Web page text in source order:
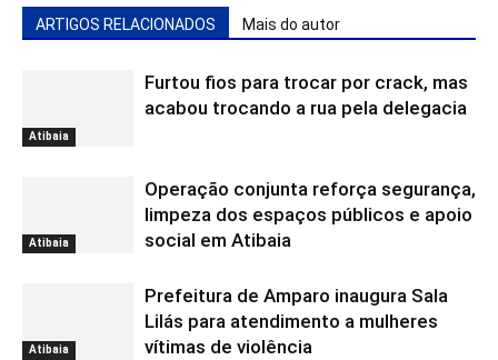
ARTIGOS RELACIONADOS Mais do autor
Atibaia
Furtou fios para trocar por crack, mas
acabou trocando a rua pela delegacia
Atibaia
Operação conjunta reforça segurança,
limpeza dos espaços públicos e apoio
social em Atibaia
Atibaia
Prefeitura de Amparo inaugura Sala
Lilás para atendimento a mulheres
vítimas de violência